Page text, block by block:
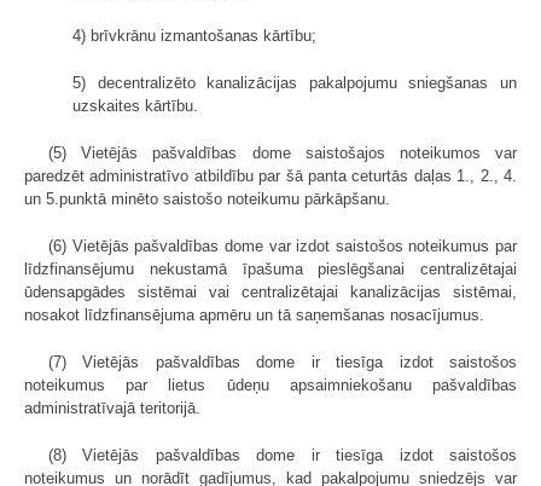
4) brīvkrānu izmantošanas kārtību;
5) decentralizēto kanalizācijas pakalpojumu sniegšanas un
uzskaites kārtību.
(5) Vietējās pašvaldības dome saistošajos noteikumos var
paredzēt administratīvo atbildību par šā panta ceturtās daļas 1., 2., 4.
un 5.punktā minēto saistošo noteikumu pārkāpšanu.
(6) Vietējās pašvaldības dome var izdot saistošos noteikumus par
līdzfinansējumu nekustamā īpašuma pieslēgšanai centralizētajai
ūdensapgādes sistēmai vai centralizētajai kanalizācijas sistēmai,
nosakot līdzfinansējuma apmēru un tā saņemšanas nosacījumus.
(7) Vietējās pašvaldības dome ir tiesīga izdot saistošos
noteikumus par lietus ūdeņu apsaimniekošanu pašvaldības
administratīvajā teritorijā.
(8) Vietējās pašvaldības dome ir tiesīga izdot saistošos
noteikumus un norādīt gadījumus, kad pakalpojumu sniedzējs var